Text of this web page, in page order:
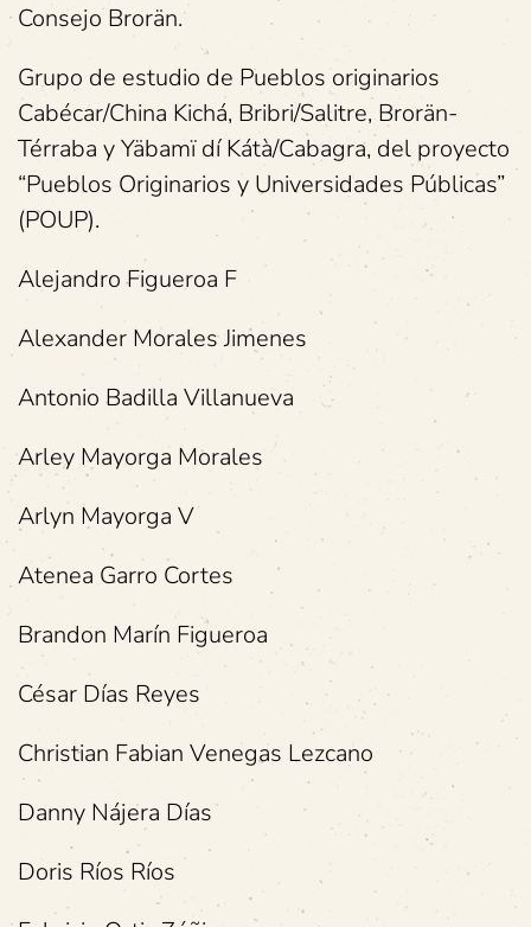
Consejo Brorän.
Grupo de estudio de Pueblos originarios
Cabécar/China Kichá, Bribri/Salitre, Brorän-
Térraba y Yäbamï dí Kátà/Cabagra, del proyecto
“Pueblos Originarios y Universidades Públicas”
(POUP).
Alejandro Figueroa F
Alexander Morales Jimenes
Antonio Badilla Villanueva
Arley Mayorga Morales
Arlyn Mayorga V
Atenea Garro Cortes
Brandon Marín Figueroa
César Días Reyes
Christian Fabian Venegas Lezcano
Danny Nájera Días
Doris Ríos Ríos